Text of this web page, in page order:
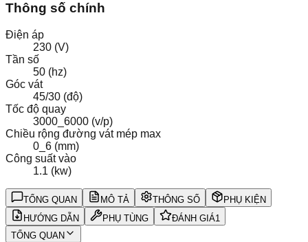
Thông số chính
Điện áp
230 (V)
Tần số
50 (hz)
Góc vát
45/30 (độ)
Tốc độ quay
3000_6000 (v/p)
Chiều rộng đường vát mép max
0_6 (mm)
Công suất vào
1.1 (kw)
TỔNG QUAN MÔ TẢ THÔNG SỐ
PHỤ KIỆN
HƯỚNG DẪN
PHỤ TÙNG ĐÁNH GIÁ1
TỔNG QUAN